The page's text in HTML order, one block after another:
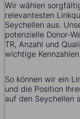
Wir wählen
relevantesten
Seychellen aus.
potenzielle Donor-
TR, Anzahl und
wichtige Kennzahlen.
So können wir ein
und die Position
auf den Seychellen